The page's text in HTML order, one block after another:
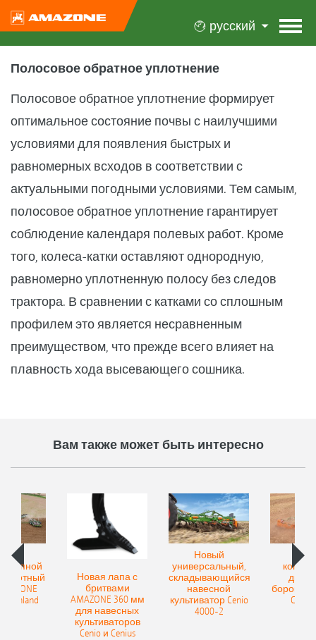
русский
Полосовое обратное уплотнение
Полосовое обратное уплотнение формирует
оптимальное состояние почвы с наилучшими
условиями для появления быстрых и
равномерных всходов в соответствии с
актуальными погодными условиями. Тем самым,
полосовое обратное уплотнение гарантирует
соблюдение календаря полевых работ. Кроме
того, колеса-катки оставляют однородную,
равномерно уплотненную полосу без следов
трактора. В сравнении с катками со сплошным
профилем это является несравненным
преимуществом, что прежде всего влияет на
плавность хода высевающего сошника.
Вам также может быть интересно
Onland
Новая лапа с
бритвами
AMAZONE 360 мм
для навесных
культиваторов
Cenio и Cenius
Новый
универсальный,
складывающийся
навесной
культиватор Cenio
4000-2
бороны